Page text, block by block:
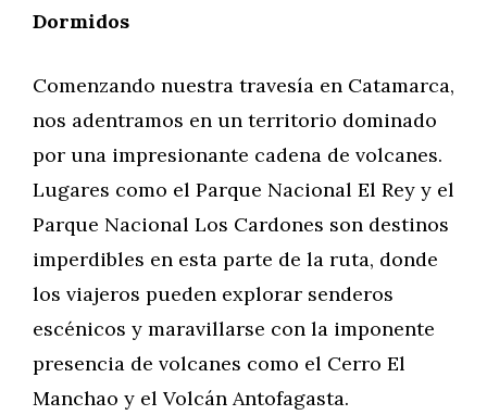
Dormidos
Comenzando nuestra travesía en Catamarca,
nos adentramos en un territorio dominado
por una impresionante cadena de volcanes.
Lugares como el Parque Nacional El Rey y el
Parque Nacional Los Cardones son destinos
imperdibles en esta parte de la ruta, donde
los viajeros pueden explorar senderos
escénicos y maravillarse con la imponente
presencia de volcanes como el Cerro El
Manchao y el Volcán Antofagasta.